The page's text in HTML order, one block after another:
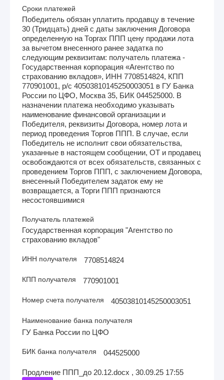
Сроки платежей
Победитель обязан уплатить продавцу в течение
30 (Тридцать) дней с даты заключения Договора
определенную на Торгах ППП цену продажи лота
за вычетом внесенного ранее задатка по
следующим реквизитам: получатель платежа -
Государственная корпорация «Агентство по
страхованию вкладов», ИНН 7708514824, КПП
770901001, р/с 40503810145250003051 в ГУ Банка
России по ЦФО, Москва 35, БИК 044525000. В
назначении платежа необходимо указывать
наименование финансовой организации и
Победителя, реквизиты Договора, номер лота и
период проведения Торгов ППП. В случае, если
Победитель не исполнит свои обязательства,
указанные в настоящем сообщении, ОТ и продавец
освобождаются от всех обязательств, связанных с
проведением Торгов ППП, с заключением Договора,
внесенный Победителем задаток ему не
возвращается, а Торги ППП признаются
несостоявшимися
Получатель платежей
Государственная корпорация "Агентство по
страхованию вкладов"
ИНН получателя 7708514824
КПП получателя 770901001
Номер счета получателя 40503810145250003051
Наименование банка получателя
ГУ Банка России по ЦФО
БИК банка получателя 044525000
Продление ППП_до 20.12.docx , 30.09.25 17:55